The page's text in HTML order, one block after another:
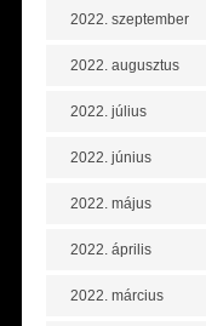
2022. szeptember
2022. augusztus
2022. július
2022. június
2022. május
2022. április
2022. március